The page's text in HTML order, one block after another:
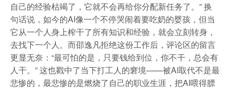
自己的经验枯竭了，它就不会再给你分配新任务了。” 换
句话说，如今的AI像一个不停哭闹着要吃奶的婴孩，但当
它从一个人身上榨干了所有知识和经验，就会立刻转身，
去找下一个人。而邵逸凡拒绝这份工作后，评论区的留言
更显无奈：“最可怕的是，只要钱给到位，你不干，总会有
人干。” 这也戳中了当下打工人的窘境——被AI取代不是最
悲惨的，最悲惨的是燃烧了自己的职业生涯，把AI喂得膘